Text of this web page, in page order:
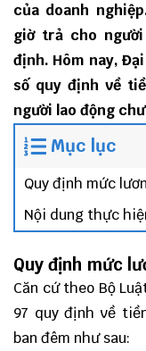
của doanh
giờ trả cho
định. Hôm nay,
số quy định về
người lao động
Mục lục
Quy định mức
Nội dung thực
Quy định mức
Căn cứ theo Bộ
97 quy định về
ban đêm như sau: